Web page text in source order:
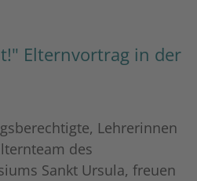
Elternvortrag in der
Lehrerinnen
des
Sankt Ursula, freuen